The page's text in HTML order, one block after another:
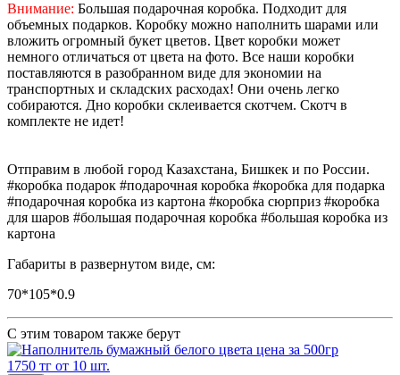
Внимание: Большая подарочная коробка. Подходит для
объемных подарков. Коробку можно наполнить шарами или
вложить огромный букет цветов. Цвет коробки может
немного отличаться от цвета на фото. Все наши коробки
поставляются в разобранном виде для экономии на
транспортных и складских расходах! Они очень легко
собираются. Дно коробки склеивается скотчем. Скотч в
комплекте не идет!
Отправим в любой город Казахстана, Бишкек и по России.
#коробка подарок #подарочная коробка #коробка для подарка
#подарочная коробка из картона #коробка сюрприз #коробка
для шаров #большая подарочная коробка #большая коробка из
картона
Габариты в развернутом виде, см:
70*105*0.9
С этим товаром также берут
1750 тг от 10 шт.